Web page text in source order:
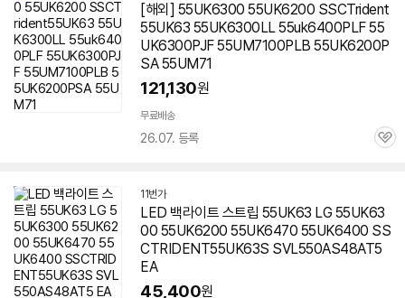
[해외] 55UK6300 55UK6200 SSCTrident
55UK63 55UK6300LL 55uk6400PLF 55
UK6300PJF 55UM7100PLB 55UK6200P
SA 55UM71
121,130원
무료배송
26.07. 등록
관
11번가
LED 백라이트 스트립 55UK63 LG 55UK63
00 55UK6200 55UK6470 55UK6400 SS
CTRIDENT55UK63S SVL550AS48AT5
EA
45,400원